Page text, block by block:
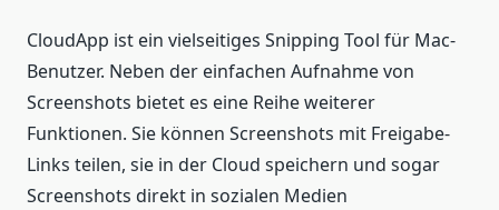
CloudApp ist ein vielseitiges Snipping Tool für Mac-
Benutzer. Neben der einfachen Aufnahme von
Screenshots bietet es eine Reihe weiterer
Funktionen. Sie können Screenshots mit Freigabe-
Links teilen, sie in der Cloud speichern und sogar
Screenshots direkt in sozialen Medien